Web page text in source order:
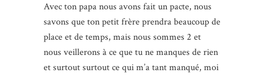
Avec ton papa nous avons fait un pacte, nous
savons que ton petit frère prendra beaucoup de
place et de temps, mais nous sommes 2 et
nous veillerons à ce que tu ne manques de rien
et surtout surtout ce qui m’a tant manqué, moi